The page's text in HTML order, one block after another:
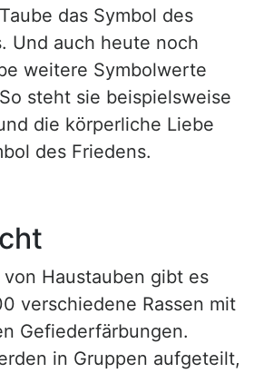
das Symbol des
Und auch heute noch
weitere Symbolwerte
steht sie beispielsweise
die körperliche Liebe
des Friedens.
Haustauben gibt es
verschiedene Rassen mit
Gefiederfärbungen.
in Gruppen aufgeteilt,